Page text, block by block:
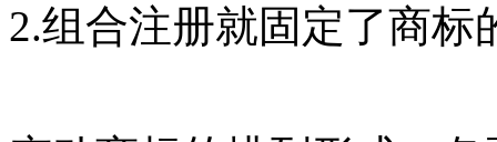
2.组合注册就固定了商